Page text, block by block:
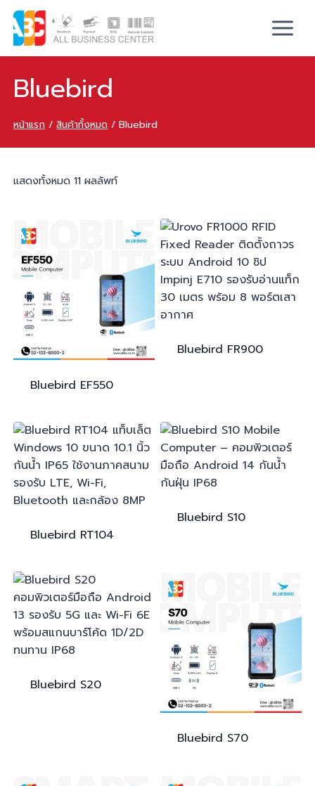
Bluebird
หน้าแรก / สินค้าทั้งหมด / Bluebird
แสดงทั้งหมด 11 ผลลัพท์
Bluebird EF550
Bluebird FR900
Bluebird RT104
Bluebird S10
Bluebird S20
Bluebird S70